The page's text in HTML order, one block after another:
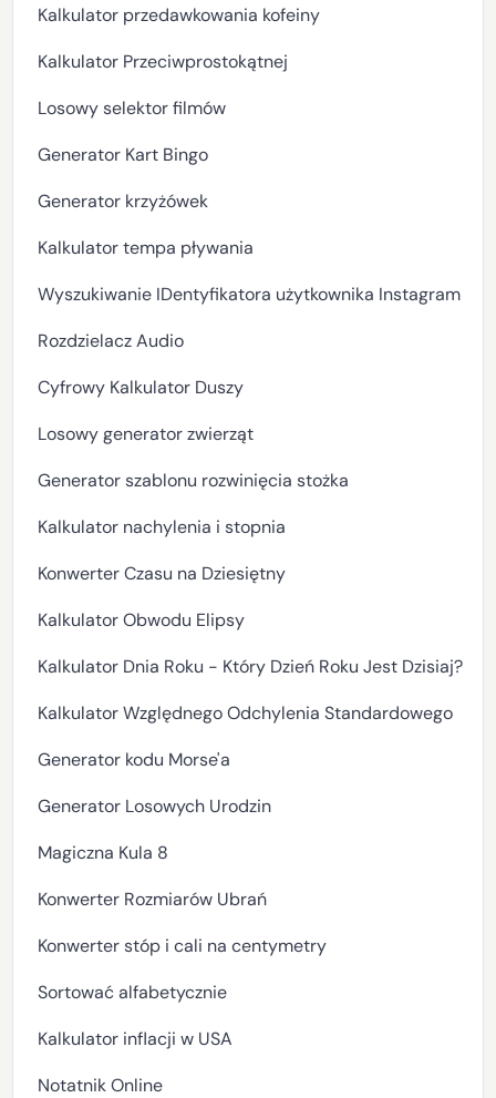
Kalkulator przedawkowania kofeiny
Kalkulator Przeciwprostokątnej
Losowy selektor filmów
Generator Kart Bingo
Generator krzyżówek
Kalkulator tempa pływania
Wyszukiwanie IDentyfikatora użytkownika Instagram
Rozdzielacz Audio
Cyfrowy Kalkulator Duszy
Losowy generator zwierząt
Generator szablonu rozwinięcia stożka
Kalkulator nachylenia i stopnia
Konwerter Czasu na Dziesiętny
Kalkulator Obwodu Elipsy
Kalkulator Dnia Roku - Który Dzień Roku Jest Dzisiaj?
Kalkulator Względnego Odchylenia Standardowego
Generator kodu Morse'a
Generator Losowych Urodzin
Magiczna Kula 8
Konwerter Rozmiarów Ubrań
Konwerter stóp i cali na centymetry
Sortować alfabetycznie
Kalkulator inflacji w USA
Notatnik Online